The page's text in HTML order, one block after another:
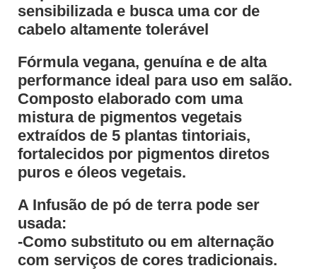
sensibilizada e busca uma cor de
cabelo altamente tolerável
Fórmula vegana, genuína e de alta
performance ideal para uso em salão.
Composto elaborado com uma
mistura de pigmentos vegetais
extraídos de 5 plantas tintoriais,
fortalecidos por pigmentos diretos
puros e óleos vegetais.
A Infusão de pó de terra pode ser
usada:
-Como substituto ou em alternação
com serviços de cores tradicionais.